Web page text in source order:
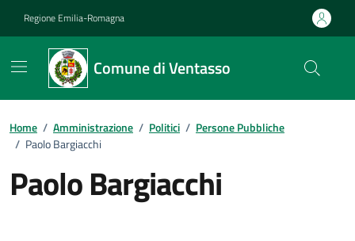
Regione Emilia-Romagna
Comune di Ventasso
Home / Amministrazione / Politici / Persone Pubbliche
/ Paolo Bargiacchi
Paolo Bargiacchi